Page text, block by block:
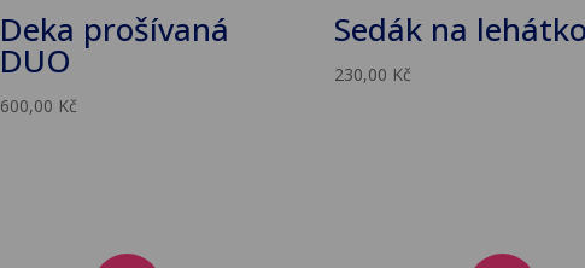
Deka prošívaná
DUO
600,00 Kč
Sedák na
230,00 Kč